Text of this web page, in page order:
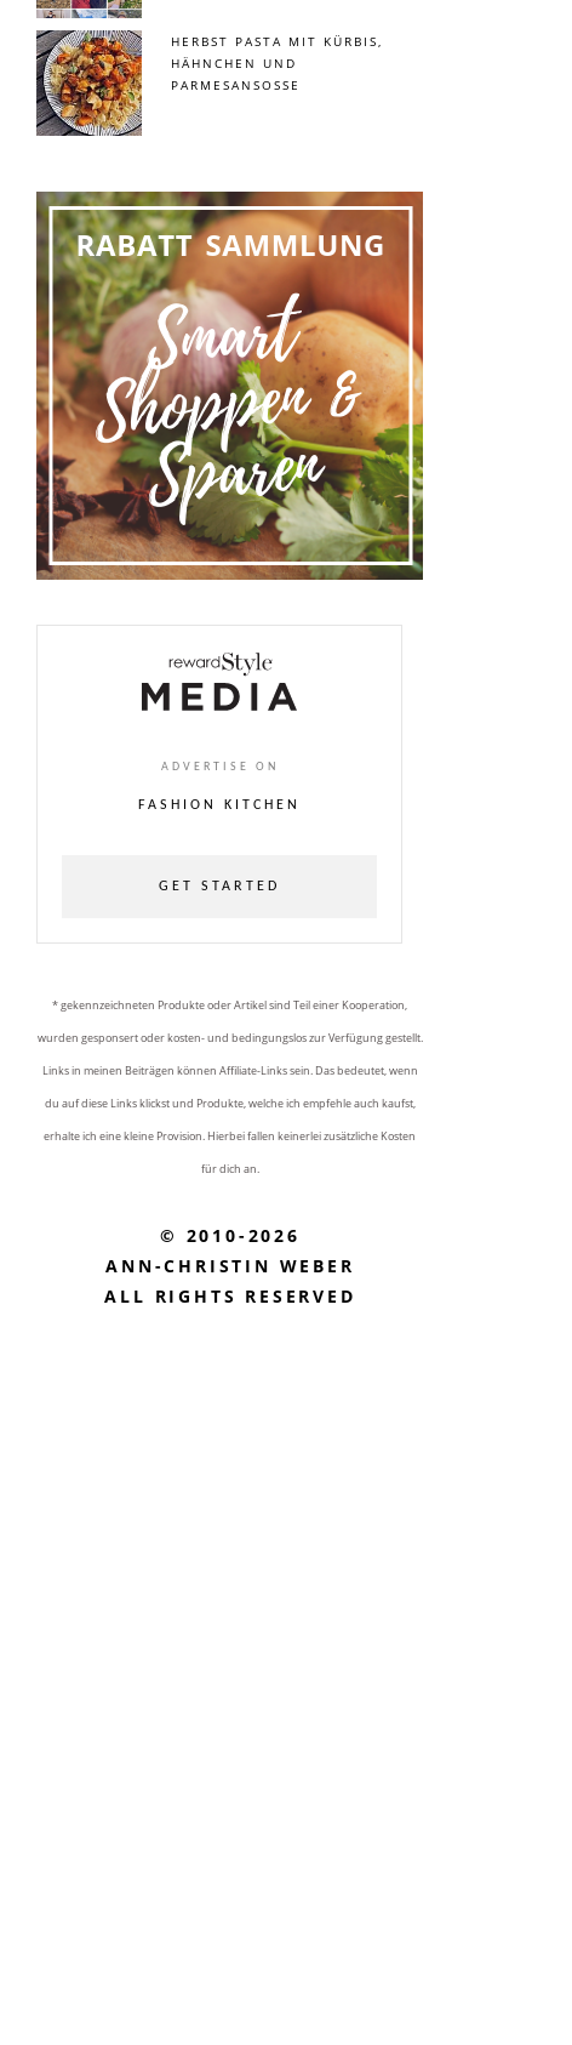
HERBST PASTA MIT KÜRBIS,
HÄHNCHEN UND
PARMESANSOSSE
ADVERTISE ON
FASHION KITCHEN
GET STARTED
* gekennzeichneten Produkte oder Artikel sind Teil einer Kooperation,
wurden gesponsert oder kosten- und bedingungslos zur Verfügung gestellt.
Links in meinen Beiträgen können Affiliate-Links sein. Das bedeutet, wenn
du auf diese Links klickst und Produkte, welche ich empfehle auch kaufst,
erhalte ich eine kleine Provision. Hierbei fallen keinerlei zusätzliche Kosten
für dich an.
© 2010-2026
ANN-CHRISTIN WEBER
ALL RIGHTS RESERVED